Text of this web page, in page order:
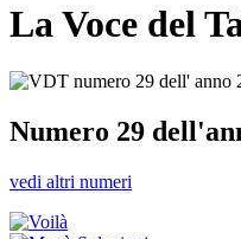
La Voce del
Numero 29
vedi altri numeri